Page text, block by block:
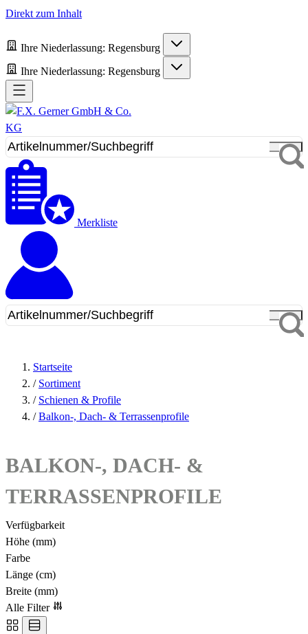
Direkt zum Inhalt
Ihre Niederlassung: Regensburg
Ihre Niederlassung: Regensburg
Merkliste
Startseite
/ Sortiment
/ Schienen & Profile
/ Balkon-, Dach- & Terrassenprofile
BALKON-, DACH- &
TERRASSENPROFILE
Verfügbarkeit
Höhe (mm)
Farbe
Länge (cm)
Breite (mm)
Alle Filter